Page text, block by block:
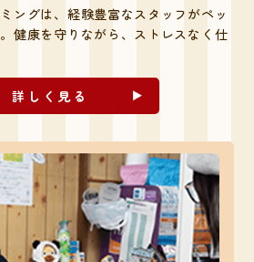
ングは、経験豊富なスタッフがペッ
健康を守りながら、ストレスなく仕
詳しく見る